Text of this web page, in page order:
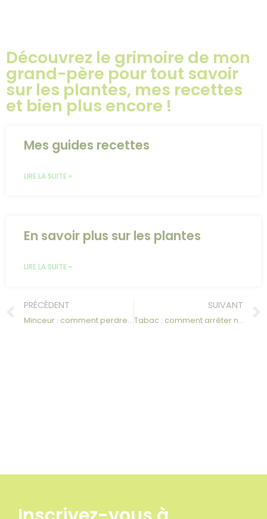
Découvrez le grimoire de mon
grand-père pour tout savoir
sur les plantes, mes recettes
et bien plus encore !
Mes guides recettes
LIRE LA SUITE »
En savoir plus sur les plantes
LIRE LA SUITE »
PRÉCÉDENT
Minceur : comment perdre du poids naturellement et durablement ?
SUIVANT
Tabac : comment arrêter naturellement et durablement sans manque ni stress ?